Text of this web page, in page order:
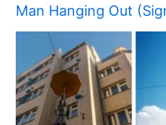
Man Hanging Out